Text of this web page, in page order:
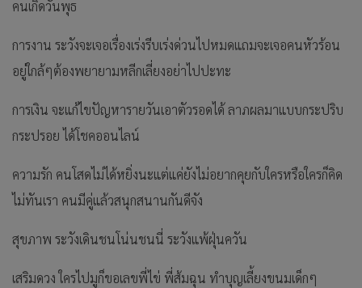
คนเกิดวันพุธ
การงาน ระวังจะเจอเรื่องเร่งรีบเร่งด่วนไปหมดแถมจะเจอคนหัวร้อน
อยู่ใกล้ๆต้องพยายามหลีกเลี่ยงอย่าไปปะทะ
การเงิน จะแก้ไขปัญหารายวันเอาตัวรอดได้ ลาภผลมาแบบกระปริบ
กระปรอย ได้โชคออนไลน์
ความรัก คนโสดไม่ได้หยิ่งนะแต่แค่ยังไม่อยากคุยกับใครหรือใครก็คิด
ไม่ทันเรา คนมีคู่แล้วสนุกสนานกันดีจัง
สุขภาพ ระวังเดินชนโน่นชนนี่ ระวังแพ้ฝุ่นควัน
เสริมดวง ใครไปมูก็ขอเลขพี่ไข่ พี่ส้มฉุน ทำบุญเลี้ยงขนมเด็กๆ